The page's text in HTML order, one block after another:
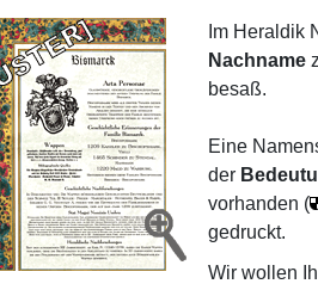
Im Heraldik
Nachname
besaß.
Eine
der
vorhanden (
gedruckt.
Wir wollen